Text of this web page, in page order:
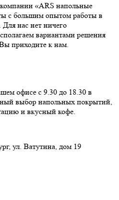
«ARS напольные
с большим опытом работы в
нас нет ничего
вариантами решения
приходите к нам.
офисе с 9.30 до 18.30 в
выбор напольных покрытий,
и вкусный кофе.
ул. Ватутина, дом 19